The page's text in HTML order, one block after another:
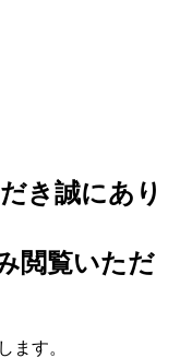
き誠にあり
閲覧いただ
ます。